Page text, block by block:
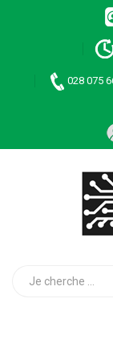
028 075